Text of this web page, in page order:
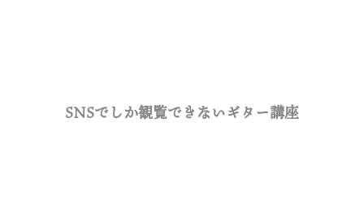
SNSでしか観覧できないギター講座